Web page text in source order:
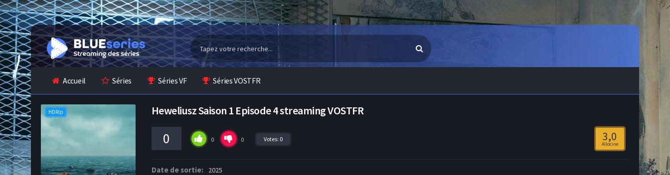
Accueil Séries Séries VF Séries VOSTFR
HDRip Heweliusz Saison 1 Episode 4 streaming VOSTFR
0 0 0 Votes: 0 3,0
Allocine
Date de sortie: 2025